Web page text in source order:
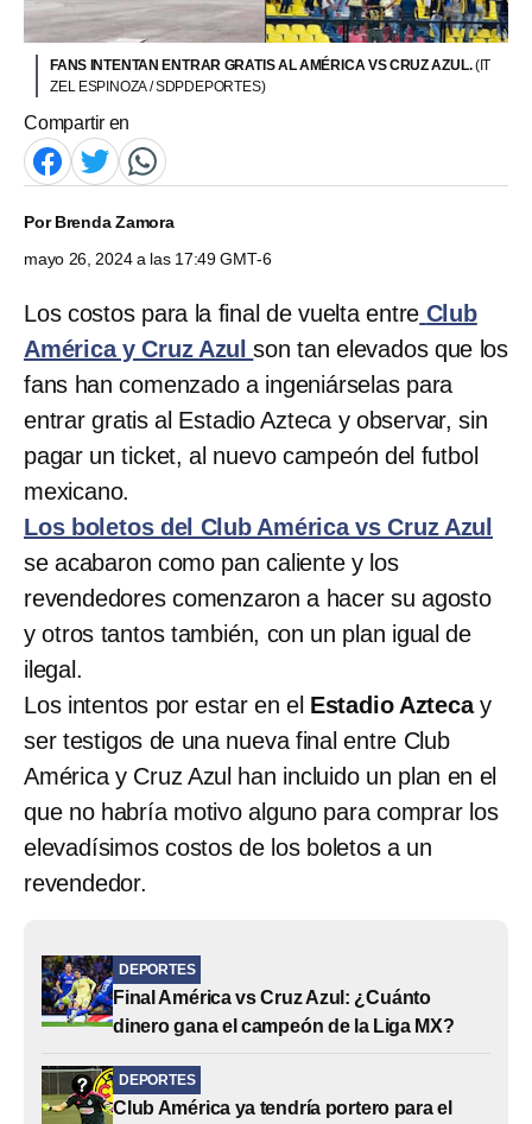
FANS INTENTAN ENTRAR GRATIS AL AMÉRICA VS CRUZ AZUL.(IT
ZEL ESPINOZA / SDPDEPORTES)
Compartir en
PorBrenda Zamora
mayo 26, 2024 a las 17:49 GMT-6
Los costos para la final de vuelta entre Club
América y Cruz Azulson tan elevados que los
fans han comenzado a ingeniárselas para
entrar gratis al Estadio Azteca y observar, sin
pagar un ticket, al nuevo campeón del futbol
mexicano.
Los boletos del Club América vs Cruz Azul
se acabaron como pan caliente y los
revendedores comenzaron a hacer su agosto
y otros tantos también, con un plan igual de
ilegal.
Los intentos por estar en el Estadio Aztecay
ser testigos de una nueva final entre Club
América y Cruz Azul han incluido un plan en el
que no habría motivo alguno para comprar los
elevadísimos costos de los boletos a un
revendedor.
DEPORTES
Final América vs Cruz Azul: ¿Cuánto
dinero gana el campeón de la Liga MX?
DEPORTES
Club América ya tendría portero para el